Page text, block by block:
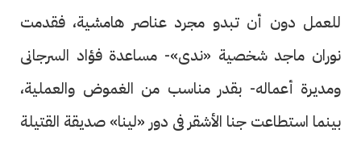
للعمل دون أن تبدو مجرد عناصر هامشية، فقدمت
نوران ماجد شخصية «ندى»- مساعدة فؤاد السرجانى
ومديرة أعماله- بقدر مناسب من الغموض والعملية،
بينما استطاعت جنا الأشقر فى دور «لينا» صديقة القتيلة